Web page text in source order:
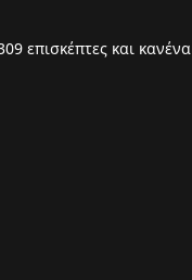
επισκέπτες και κανένα